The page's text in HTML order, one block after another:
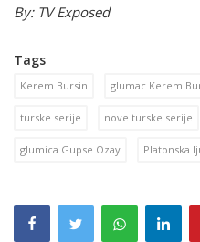
By: TV Exposed
Tags
Kerem Bursin glumac Kerem
turske serije nove turske serije
glumica Gupse Ozay Platonska